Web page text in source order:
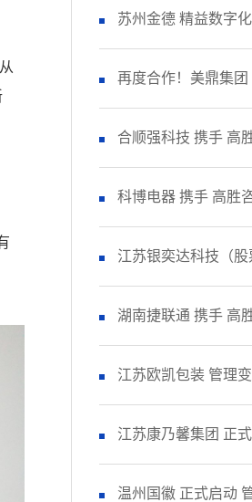
SZ000049） 正式启
&精益注塑项目！
苏州金德 精益数字
收官
再度合作！美鼎集团
咨询 启动管理变革
合顺强科技 携手 高
重召开 精益生产项
会！
科博电器 携手 高胜
召开 品质管理提升项
会！
江苏银奕达科技（股
836235） 携手 高胜
启动 管理变革项目
湖南捷联通 携手 高
式启动 精益生产项
江苏欧凯包装 管理
资改善模块 圆满收
江苏康乃馨集团 正
生产项目二期！
温州国徽 正式启动